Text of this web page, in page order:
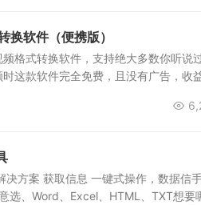
软件（便携版）
格式转换软件，支持绝大多数你听说
这款软件完全免费，且没有广告，收
方案 获取信息 一键式操作，数据信
选、Word、Excel、HTML、TXT想要